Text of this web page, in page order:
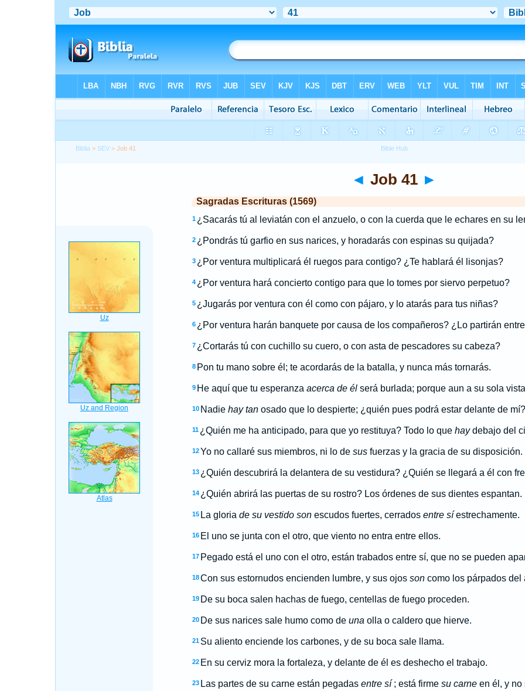
Biblia > SEV > Job 41
◄ Job 41 ►
Sagradas Escrituras (1569)
1 ¿Sacarás tú al leviatán con el anzuelo, o con la cuerda que le echares en su
2 ¿Pondrás tú garfio en sus narices, y horadarás con espinas su quijada?
3 ¿Por ventura multiplicará él ruegos para contigo? ¿Te hablará él lisonjas?
4 ¿Por ventura hará concierto contigo para que lo tomes por siervo perpetuo?
5 ¿Jugarás por ventura con él como con pájaro, y lo atarás para tus niñas?
6 ¿Por ventura harán banquete por causa de los compañeros? ¿Lo partirán
7 ¿Cortarás tú con cuchillo su cuero, o con asta de pescadores su cabeza?
8 Pon tu mano sobre él; te acordarás de la batalla, y nunca más tornarás.
9 He aquí que tu esperanza acerca de élserá burlada; porque aun a su sola
10 Nadie hay tanosado que lo despierte; ¿quién pues podrá estar delante de mí?
11 ¿Quién me ha anticipado, para que yo restituya? Todo lo que haydebajo del
12 Yo no callaré sus miembros, ni lo de susfuerzas y la gracia de su disposición.
13 ¿Quién descubrirá la delantera de su vestidura? ¿Quién se llegará a él con
14 ¿Quién abrirá las puertas de su rostro? Los órdenes de sus dientes espantan.
15 La gloria de su vestido sonescudos fuertes, cerrados entre síestrechamente.
16 El uno se junta con el otro, que viento no entra entre ellos.
17 Pegado está el uno con el otro, están trabados entre sí, que no se pueden
18 Con sus estornudos encienden lumbre, y sus ojos soncomo los párpados del
19 De su boca salen hachas de fuego, centellas de fuego proceden.
20 De sus narices sale humo como de una olla o caldero que hierve.
21 Su aliento enciende los carbones, y de su boca sale llama.
22 En su cerviz mora la fortaleza, y delante de él es deshecho el trabajo.
23 Las partes de su carne están pegadas entre sí; está firme su carneen él, y no